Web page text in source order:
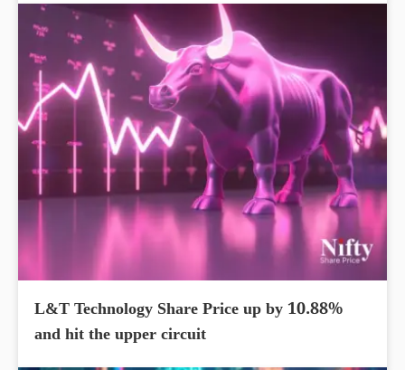
L&T Technology Share Price up by 10.88%
and hit the upper circuit